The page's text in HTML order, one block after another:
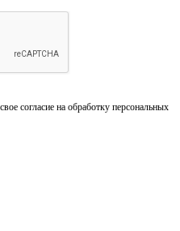
согласие на обработку персональных